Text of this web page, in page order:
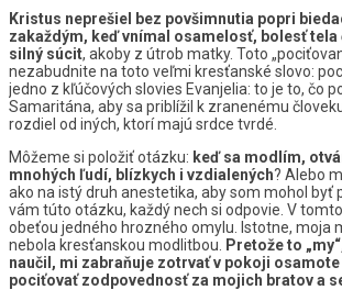
Kristus neprešiel bez povšimnutia popri
zakaždým, keď vnímal osamelosť, bolesť tela
silný súcit, akoby z útrob matky. Toto
nezabudnite na toto veľmi kresťanské slovo:
jedno z kľúčových slovies Evanjelia: to je to, čo
Samaritána, aby sa priblížil k zranenému
rozdiel od iných, ktorí majú srdce tvrdé.
Môžeme si položiť otázku: keď sa modlím,
mnohých ľudí, blízkych i vzdialených? Alebo
ako na istý druh anestetika, aby som mohol byť
vám túto otázku, každý nech si odpovie. V
obeťou jedného hrozného omylu. Istotne, moja
nebola kresťanskou modlitbou.
Pretože to
naučil, mi zabraňuje zotrvať v pokoji osamote
pociťovať zodpovednosť za mojich bratov a